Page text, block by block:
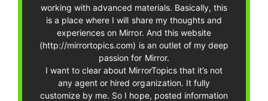
working with advanced materials. Basically, this
is a place where I will share my thoughts and
experiences on Mirror. And this website
(http://mirrortopics.com) is an outlet of my deep
passion for Mirror.
I want to clear about MirrorTopics that it’s not
any agent or hired organization. It fully
customize by me. So I hope, posted information